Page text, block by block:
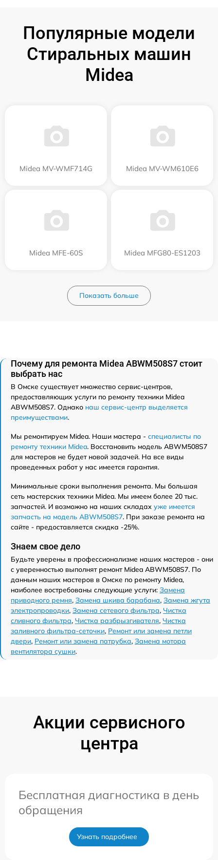
Популярные модели
Стиральных машин
Midea
Midea MV-WMF714G Midea MV-WM610E6
Midea MFE-60S Midea MFG80-ES1203
Показать больше
Почему для ремонта Midea ABWM508S7 стоит
выбрать нас
В Омске существует множество сервис-центров,
предоставляющих услуги по ремонту техники Midea
ABWM508S7. Однако наш сервис-центр выделяется
преимуществами.
Мы ремонтируем Midea. Наши мастера - специалисты по
ремонту техники Midea. Восстановить модель ABWM508S7
для мастеров не будет новой задачей. На все виды
проведенных работ у нас имеется гарантия.
Минимальные сроки выполнения ремонта. Мы большая
сеть мастерских техники Midea. Мы имеем более 20 тыс.
запчастей. И возможно на наших складах уже имеется
запчасть на модель ABWM508S7. При заказе ремонта на
сайте - предоставляется скидка -25%.
Знаем свое дело
Будьте уверены в профессионализме наших мастеров - они
с уверенностью выполнят ремонт Midea ABWM508S7. По
данным наших мастеров в Омске по ремонту Midea,
наиболее востребованы следующие услуги: Замена
приводного ремня, Замена шкива барабана, Замена жгута
электропроводки, Замена сетевого фильтра, Чистка
сливного фильтра, Чистка разбрызгивателя, Чистка
заливного фильтра-сеточки, Ремонт или замена петли
двери, Ремонт или замена патрубка, Замена мотора
вентилятора сушки.
Акции сервисного
центра
Бесплатная диагностика в день
обращения
Узнать подробнее